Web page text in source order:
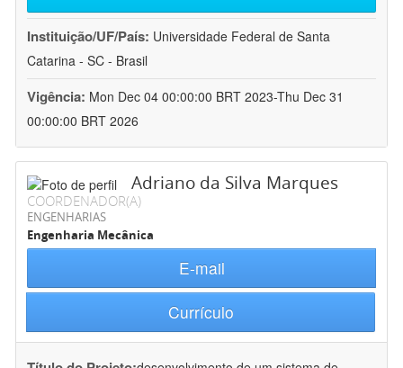
Instituição/UF/País: Universidade Federal de Santa
Catarina - SC - Brasil
Vigência: Mon Dec 04 00:00:00 BRT 2023-Thu Dec 31
00:00:00 BRT 2026
Adriano da Silva Marques
COORDENADOR(A)
ENGENHARIAS
Engenharia Mecânica
E-mail
Currículo